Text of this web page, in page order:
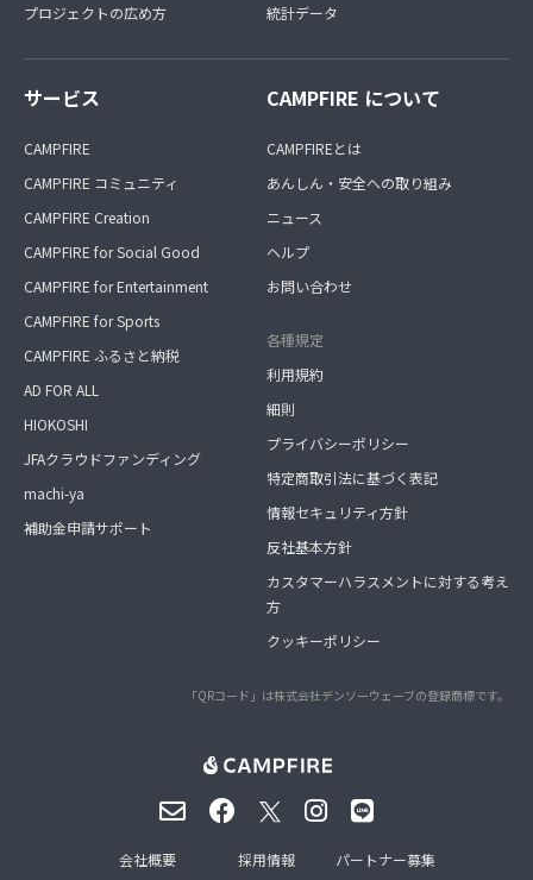
プロジェクトの広め方
統計データ
サービス
CAMPFIRE
CAMPFIRE コミュニティ
CAMPFIRE Creation
CAMPFIRE for Social Good
CAMPFIRE for Entertainment
CAMPFIRE for Sports
CAMPFIRE ふるさと納税
AD FOR ALL
HIOKOSHI
JFAクラウドファンディング
machi-ya
補助金申請サポート
CAMPFIRE について
CAMPFIREとは
あんしん・安全への取り組み
ニュース
ヘルプ
お問い合わせ
各種規定
利用規約
細則
プライバシーポリシー
特定商取引法に基づく表記
情報セキュリティ方針
反社基本方針
カスタマーハラスメントに対する考え
方
クッキーポリシー
「QRコード」は株式会社デンソーウェーブの登録商標です。
会社概要 採用情報 パートナー募集